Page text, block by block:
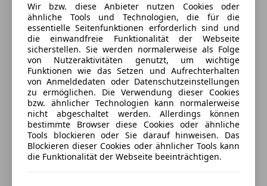
Sicherheit
ABS
Alarmanlage
Beifahrerairbag
ESP
Fahrerairbag
Isofix
Kurvenlicht
Nebelscheinwerfer
Servolenkung
Freischaden-Gutschein ab Stufe 0
Auto einfach online versichern & Rabatt holen
Jetzt berechnen
Verkäufer Privat
6330 Kufstein, AT
Wir bzw. diese Anbieter nutzen Cookies oder
ähnliche Tools und Technologien, die für die
essentielle Seitenfunktionen erforderlich sind und
die einwandfreie Funktionalität der Webseite
sicherstellen. Sie werden normalerweise als Folge
von Nutzeraktivitäten genutzt, um wichtige
Funktionen wie das Setzen und Aufrechterhalten
von Anmeldedaten oder Datenschutzeinstellungen
zu ermöglichen. Die Verwendung dieser Cookies
bzw. ähnlicher Technologien kann normalerweise
nicht abgeschaltet werden. Allerdings können
bestimmte Browser diese Cookies oder ähnliche
Tools blockieren oder Sie darauf hinweisen. Das
Blockieren dieser Cookies oder ähnlicher Tools kann
die Funktionalität der Webseite beeinträchtigen.